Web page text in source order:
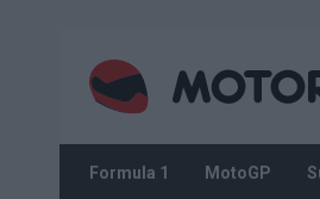
content
Formula 1 MotoGP